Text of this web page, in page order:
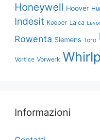
Honeywell Hoover
Indesit Kooper Laica Lavor
Rowenta Siemens Toro
Vortice Vorwerk
Informazioni